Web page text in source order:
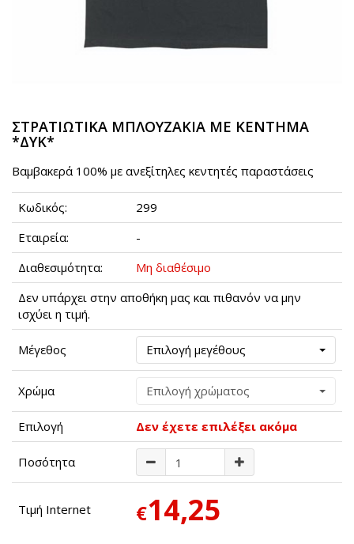
ΣΤΡΑΤΙΩΤΙΚΑ ΜΠΛΟΥΖΑΚΙΑ ΜΕ ΚΕΝΤΗΜΑ
*ΔΥΚ*
Βαμβακερά 100% με ανεξίτηλες κεντητές παραστάσεις
Κωδικός:
299
Εταιρεία:
-
Διαθεσιμότητα:
Μη διαθέσιμο
Δεν υπάρχει στην αποθήκη μας και πιθανόν να μην
ισχύει η τιμή.
Μέγεθος Επιλογή μεγέθους
Χρώμα Επιλογή χρώματος
Επιλογή Δεν έχετε επιλέξει ακόμα
Ποσότητα
Τιμή Internet €14,25